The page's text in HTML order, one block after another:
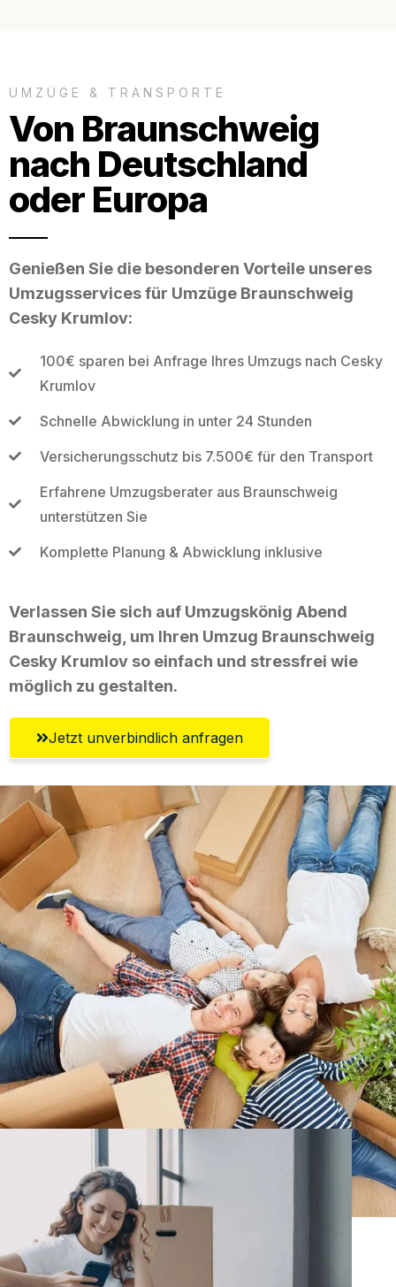
UMZÜGE & TRANSPORTE
Von Braunschweig
nach Deutschland
oder Europa
Genießen Sie die besonderen Vorteile unseres
Umzugsservices für Umzüge Braunschweig
Cesky Krumlov:
100€ sparen bei Anfrage Ihres Umzugs nach Cesky
Krumlov
Schnelle Abwicklung in unter 24 Stunden
Versicherungsschutz bis 7.500€ für den Transport
Erfahrene Umzugsberater aus Braunschweig
unterstützen Sie
Komplette Planung & Abwicklung inklusive
Verlassen Sie sich auf Umzugskönig Abend
Braunschweig, um Ihren Umzug Braunschweig
Cesky Krumlov so einfach und stressfrei wie
möglich zu gestalten.
Jetzt unverbindlich anfragen